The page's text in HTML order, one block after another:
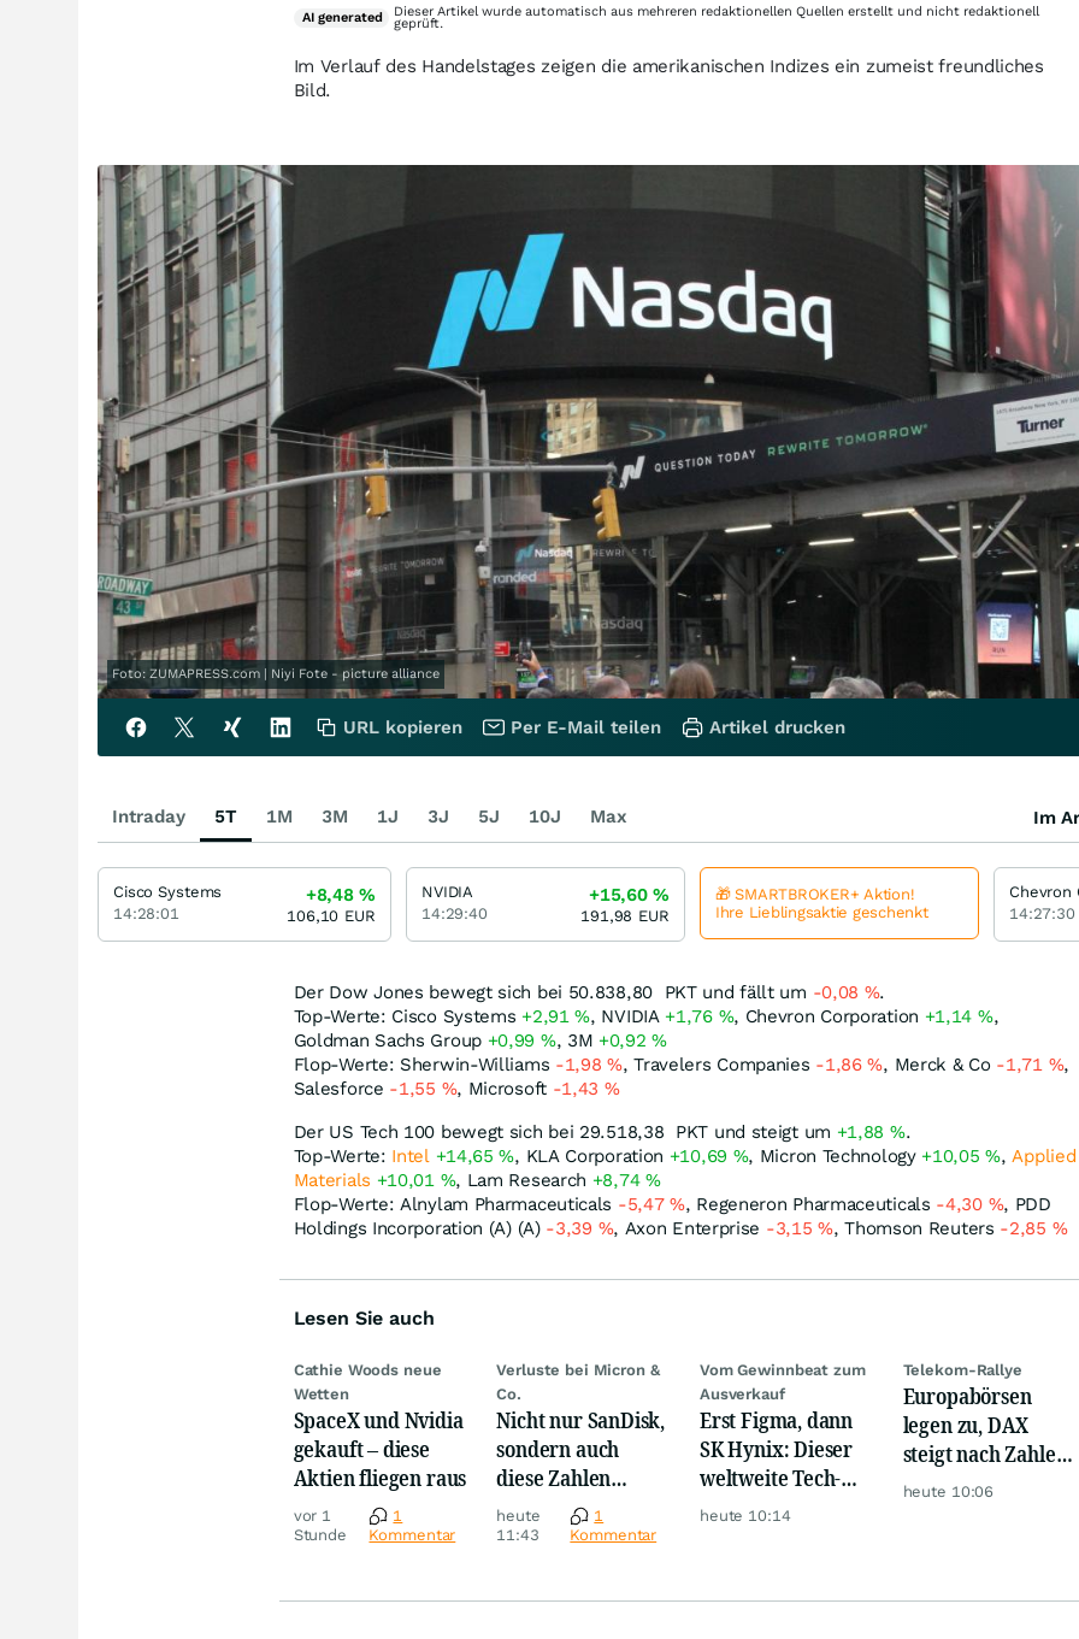
Im Verlauf des Handelstages zeigen die amerikanischen Indizes ein zumeist freundliches
Bild.
Foto: ZUMAPRESS.com | Niyi Fote - picture alliance
Der Dow Jones bewegt sich bei 50.838,80 PKTund fällt um -0,08 %.
Top-Werte: Cisco Systems +2,91%, NVIDIA +1,76 %, Chevron Corporation +1,14 %,
Goldman Sachs Group +0,99 %, 3M +0,92%
Flop-Werte: Sherwin-Williams -1,98%, Travelers Companies -1,86%, Merck & Co -1,71 %,
Salesforce -1,55 %, Microsoft -1,43 %
Der US Tech 100 bewegt sich bei 29.518,38
PKT und steigt um +1,88 %.
Top-Werte: Intel +14,65%, KLA Corporation +10,69 %, Micron Technology +10,05%,Applied
Materials +10,01 %, Lam Research +8,74 %
Flop-Werte: Alnylam Pharmaceuticals -5,47%, Regeneron Pharmaceuticals -4,30 %, PDD
Holdings Incorporation (A) (A) -3,39 %, Axon Enterprise -3,15%, Thomson Reuters -2,85 %
Lesen Sie auch
Cathie Woods neue
Wetten
SpaceX und Nvidia
gekauft – diese
Aktien fliegen raus
vor 1
Stunde
1
Kommentar
Verluste bei Micron &
Co.
Nicht nur SanDisk,
sondern auch
diese Zahlen
sorgen jetzt für
Ärger!
heute
11:43
1
Kommentar
Vom Gewinnbeat zum
Ausverkauf
Erst Figma, dann
SK Hynix: Dieser
weltweite Tech-
Crash vernichtet
heute 10:14
Telekom-Rallye
Europabörsen
legen zu, DAX
steigt nach Zahlen
von Rheinmetall,
heute 10:06
AIgenerated Dieser Artikel wurde automatisch aus mehreren redaktionellen Quellen erstellt und nicht redaktionell
geprüft.
URL kopieren Per E-Mail teilen Artikel drucken
Intraday 5T 1M 3M 1J 3J 5J 10J Max Im
Cisco Systems
14:28:01
+8,48%
106,10 EUR
NVIDIA
14:29:40
+15,60%
191,98 EUR
🎁 SMARTBROKER+ Aktion!
Ihre Lieblingsaktie geschenkt
14:27:30